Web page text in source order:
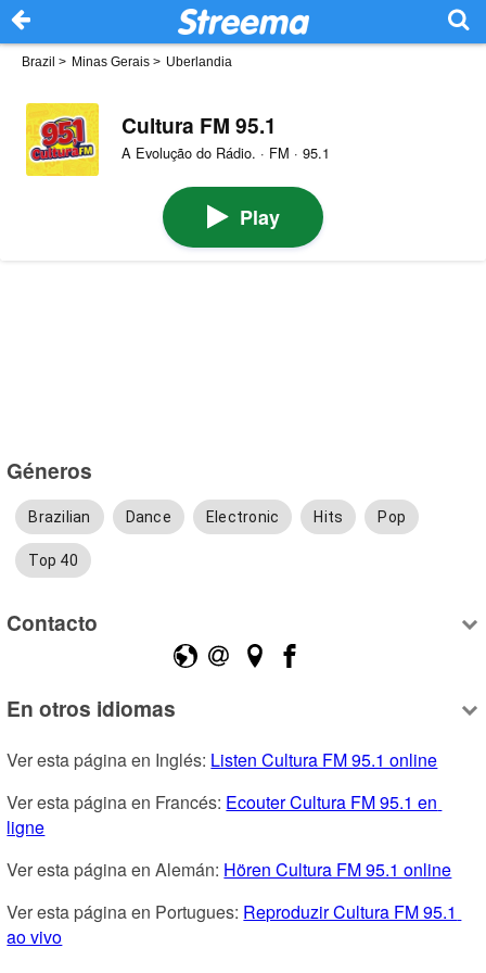
Brazil > Minas Gerais > Uberlandia
Cultura FM 95.1
A Evolução do Rádio. · FM · 95.1
Play
Géneros
Brazilian Dance Electronic Hits Pop
Top 40
Contacto
En otros idiomas
Ver esta página en Inglés: Listen Cultura FM 95.1 online
Ver esta página en Francés: Ecouter Cultura FM 95.1 en
ligne
Ver esta página en Alemán: Hören Cultura FM 95.1 online
Ver esta página en Portugues: Reproduzir Cultura FM 95.1
ao vivo